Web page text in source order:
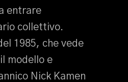
entrare
collettivo.
1985, che vede
modello e
Nick Kamen